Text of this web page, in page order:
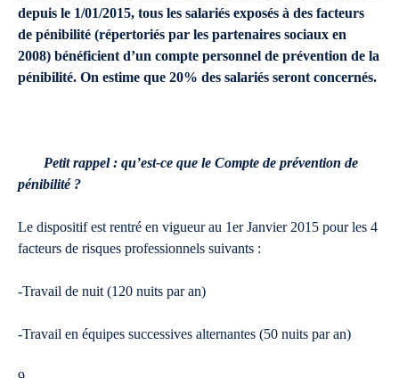
depuis le 1/01/2015, tous les salariés exposés à des facteurs
de pénibilité (répertoriés par les partenaires sociaux en
2008) bénéficient d’un compte personnel de prévention de la
pénibilité. On estime que 20% des salariés seront concernés.
Petit rappel : qu’est-ce que le Compte de prévention de
pénibilité ?
Le dispositif est rentré en vigueur au 1er Janvier 2015 pour les 4
facteurs de risques professionnels suivants :
-Travail de nuit (120 nuits par an)
-Travail en équipes successives alternantes (50 nuits par an)